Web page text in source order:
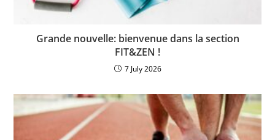
Grande nouvelle: bienvenue dans la section
FIT&ZEN !
7 July 2026